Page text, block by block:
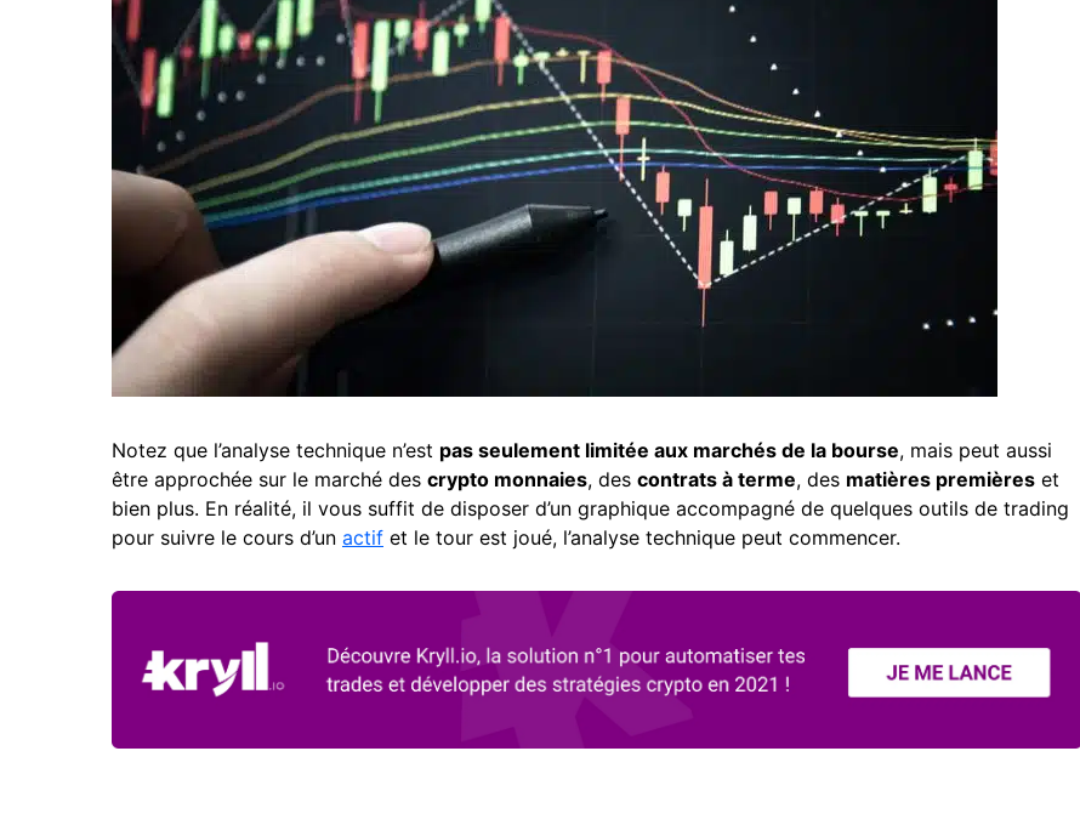
Notez que l’analyse technique n’est pas seulement limitée aux marchés de la bourse, mais peut aussi
être approchée sur le marché des crypto monnaies, des contrats à terme, des matières premières et
bien plus. En réalité, il vous suffit de disposer d’un graphique accompagné de quelques outils de trading
pour suivre le cours d’un actif et le tour est joué, l’analyse technique peut commencer.